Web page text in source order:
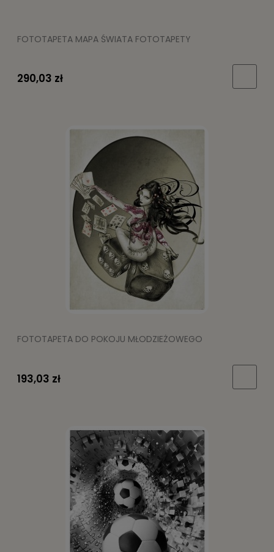
FOTOTAPETA MAPA ŚWIATA FOTOTAPETY
290,03 zł
FOTOTAPETA DO POKOJU MŁODZIEŻOWEGO
193,03 zł